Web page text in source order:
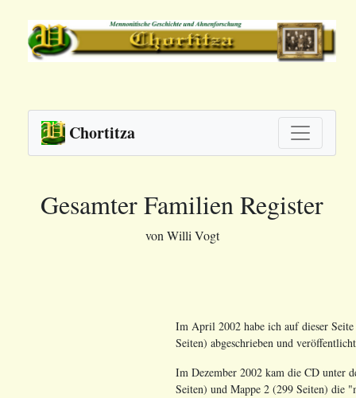
Chortitza
Gesamter Familien Register
von Willi Vogt
Im April 2002 habe ich auf dieser
Seiten) abgeschrieben und
Im Dezember 2002 kam die CD unter
Seiten) und Mappe 2 (299 Seiten) die